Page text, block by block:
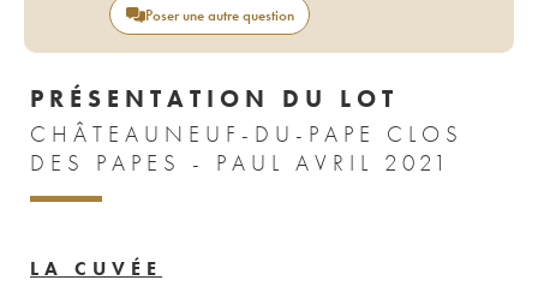
Poser une autre question
PRÉSENTATION DU LOT
CHÂTEAUNEUF-DU-PAPE CLOS
DES PAPES - PAUL AVRIL 2021
LA CUVÉE